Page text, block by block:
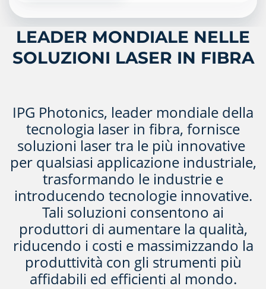
LEADER MONDIALE NELLE
SOLUZIONI LASER IN FIBRA
IPG Photonics, leader mondiale della
tecnologia laser in fibra, fornisce
soluzioni laser tra le più innovative
per qualsiasi applicazione industriale,
trasformando le industrie e
introducendo tecnologie innovative.
Tali soluzioni consentono ai
produttori di aumentare la qualità,
riducendo i costi e massimizzando la
produttività con gli strumenti più
affidabili ed efficienti al mondo.